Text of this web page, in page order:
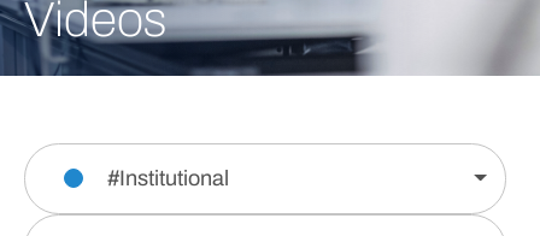
Videos
#Institutional